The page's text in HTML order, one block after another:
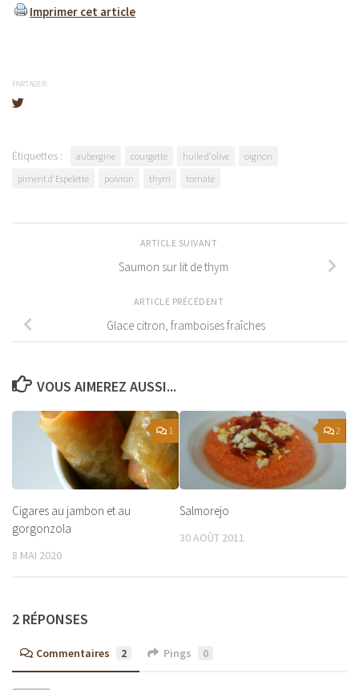
Imprimer cet article
PARTAGER
Étiquettes : aubergine courgette huile d'olive
oignon
piment d'Espelette
poivron thym tomate
ARTICLE SUIVANT
Saumon sur lit de thym
ARTICLE PRÉCÉDENT
Glace citron, framboises fraîches
VOUS AIMEREZ AUSSI...
1
Cigares au jambon et au
gorgonzola
8 MAI 2020
2
Salmorejo
30 AOÛT 2011
2 RÉPONSES
Commentaires 2 Pings 0